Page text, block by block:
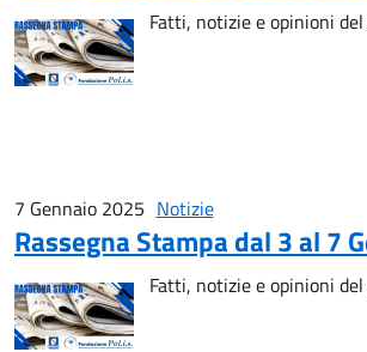
Fatti, notizie e opinioni
7 Gennaio 2025 Notizie
Rassegna Stampa dal 3 al 7
Fatti, notizie e opinioni